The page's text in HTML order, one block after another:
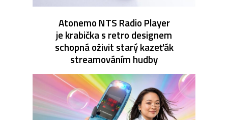
Atonemo NTS Radio Player
je krabička s retro designem
schopná oživit starý kazeťák
streamováním hudby